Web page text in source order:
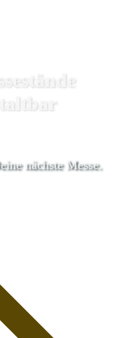
nächste Messe.